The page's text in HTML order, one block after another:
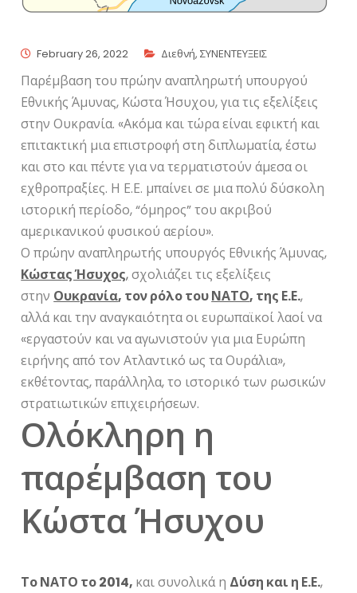
February 26, 2022 Διεθνή,ΣΥΝΕΝΤΕΥΞΕΙΣ
Παρέμβαση του πρώην αναπληρωτή υπουργού
Εθνικής Άμυνας, Κώστα Ήσυχου, για τις εξελίξεις
στην Ουκρανία. «Ακόμα και τώρα είναι εφικτή και
επιτακτική μια επιστροφή στη διπλωματία, έστω
και στο και πέντε για να τερματιστούν άμεσα οι
εχθροπραξίες. Η Ε.Ε. μπαίνει σε μια πολύ δύσκολη
ιστορική περίοδο, “όμηρος” του ακριβού
αμερικανικού φυσικού αερίου».
Ο πρώην αναπληρωτής υπουργός Εθνικής Άμυνας,
Κώστας Ήσυχος,σχολιάζει τις εξελίξεις
στην Ουκρανία, τον ρόλο τουΝΑΤΟ, της Ε.Ε.,
αλλά και την αναγκαιότητα οι ευρωπαϊκοί λαοί να
«εργαστούν και να αγωνιστούν για μια Ευρώπη
ειρήνης από τον Ατλαντικό ως τα Ουράλια»,
εκθέτοντας, παράλληλα, το ιστορικό των ρωσικών
στρατιωτικών επιχειρήσεων.
Ολόκληρη η
παρέμβαση του
Κώστα Ήσυχου
Το ΝΑΤΟ το 2014, και συνολικά η Δύση και η Ε.Ε.,